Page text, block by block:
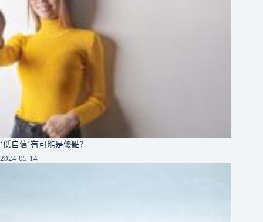
‘低自信’有可能是優點?
2024-05-14